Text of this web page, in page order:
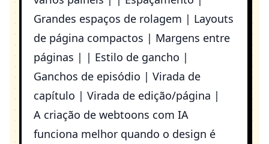
Grandes espaços de rolagem | Layouts
de página compactos | Margens entre
páginas | | Estilo de gancho |
Ganchos de episódio | Virada de
capítulo | Virada de edição/página |
A criação de webtoons com IA
funciona melhor quando o design é